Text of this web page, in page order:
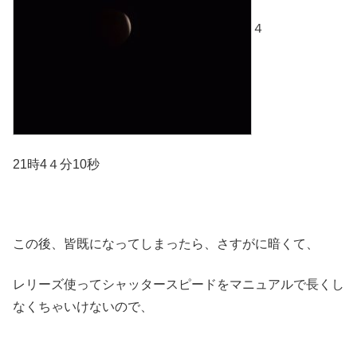
４
21時4４分10秒
この後、皆既になってしまったら、さすがに暗くて、
レリーズ使ってシャッタースピードをマニュアルで長くし
なくちゃいけないので、